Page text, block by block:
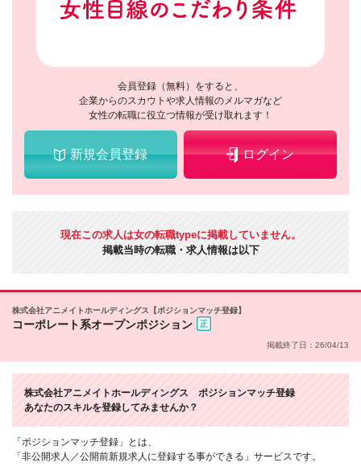
会員登録（無料）をすると、
企業からのスカウトや求人情報のメルマガなど
女性の転職に役立つ情報が受け取れます！
新規会員登録 ログイン
現在この求人は女の転職typeに掲載していません。
掲載当時の転職・求人情報は以下
株式会社アニメイトホールディングス【ポジションマッチ登録】
コーポレート系オープンポジション
掲載終了日：26/04/13
株式会社アニメイトホールディングス ポジションマッチ登録
あなたのスキルを登録してみませんか？
「ポジションマッチ登録」とは、
「非公開求人／公開前新規求人に登録する事ができる」サービスです。